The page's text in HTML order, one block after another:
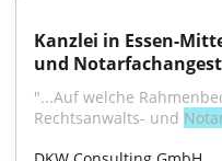
Kanzlei in Essen-
und
"...Auf welche
Rechtsanwalts- und